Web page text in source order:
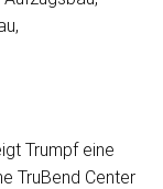
Trumpf eine
TruBend Center